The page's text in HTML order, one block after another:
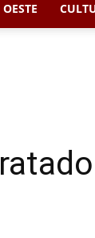
Catamarca
OESTE